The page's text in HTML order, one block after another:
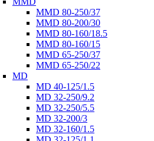
MMD 80-250/37
MMD 80-200/30
MMD 80-160/18.5
MMD 80-160/15
MMD 65-250/37
MMD 65-250/22
MD
MD 40-125/1.5
MD 32-250/9.2
MD 32-250/5.5
MD 32-200/3
MD 32-160/1.5